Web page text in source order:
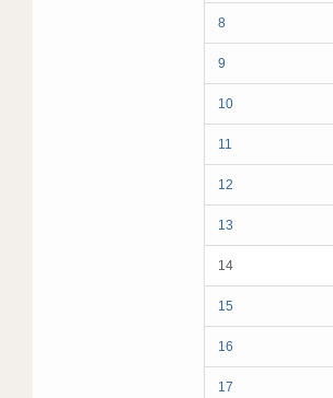
8
9
10
11
12
13
14
15
16
17